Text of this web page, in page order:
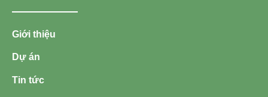
Giới thiệu
Dự án
Tin tức